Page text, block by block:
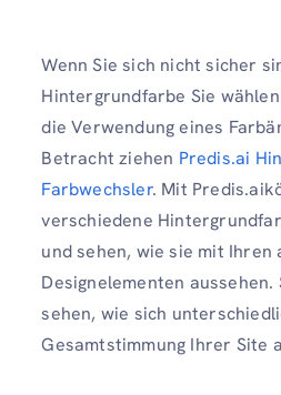
Wenn Sie sich nicht sicher
Hintergrundfarbe Sie
die Verwendung eines
Betracht ziehen Predis.ai
Farbwechsler. Mit
verschiedene
und sehen, wie sie mit Ihren
Designelementen aussehen.
sehen, wie sich
Gesamtstimmung Ihrer Site